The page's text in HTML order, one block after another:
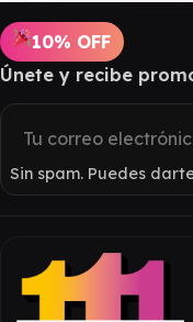
10% OFF
Únete y recibe
Sin spam. Puedes